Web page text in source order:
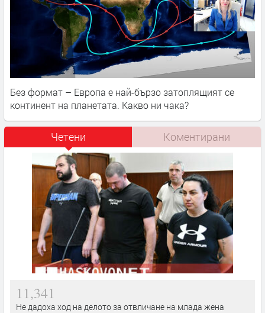
Без формат – Европа е най-бързо затоплящият се
континент на планетата. Какво ни чака?
Четени Коментирани
11,341
Не дадоха ход на делото за отвличане на млада жена